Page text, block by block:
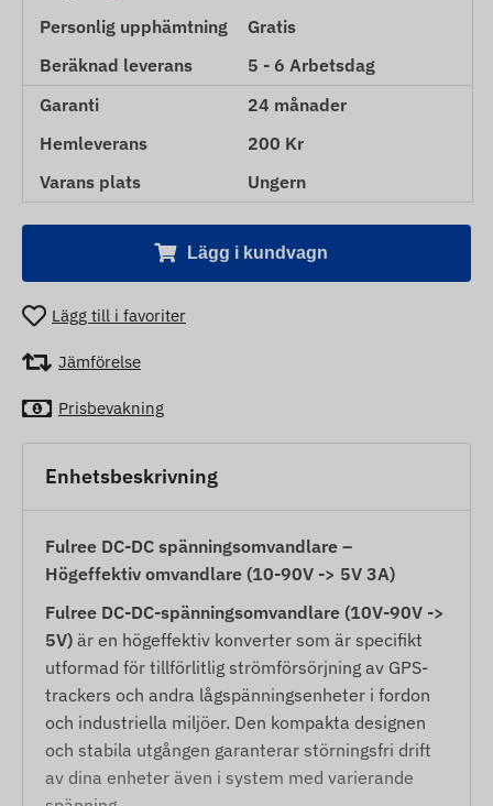
Personlig upphämtning
Gratis
Beräknad leverans
5 - 6 Arbetsdag
Garanti
24 månader
Hemleverans
200 Kr
Varans plats
Ungern
Lägg i kundvagn
Lägg till i favoriter
Jämförelse
Prisbevakning
Enhetsbeskrivning
Fulree DC-DC spänningsomvandlare –
Högeffektiv omvandlare (10-90V -> 5V 3A)
Fulree DC-DC-spänningsomvandlare (10V-90V ->
5V) är en högeffektiv konverter som är specifikt
utformad för tillförlitlig strömförsörjning av GPS-
trackers och andra lågspänningsenheter i fordon
och industriella miljöer. Den kompakta designen
och stabila utgången garanterar störningsfri drift
av dina enheter även i system med varierande